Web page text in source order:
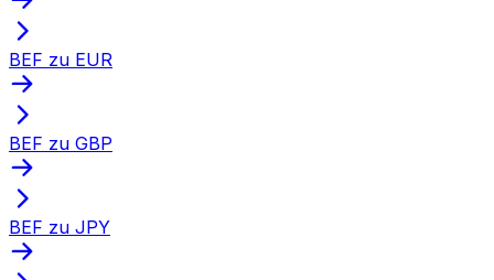
BEF zu EUR
BEF zu GBP
BEF zu JPY